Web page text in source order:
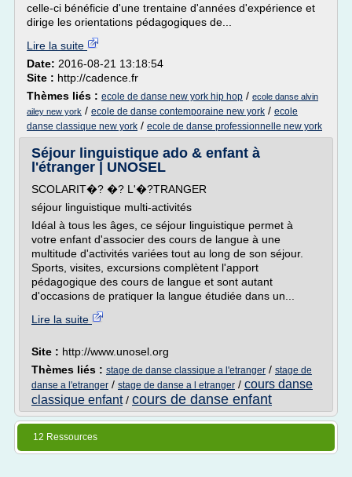
celle-ci bénéficie d'une trentaine d'années d'expérience et
dirige les orientations pédagogiques de...
Lire la suite
Date: 2016-08-21 13:18:54
Site : http://cadence.fr
Thèmes liés : ecole de danse new york hip hop / ecole danse alvin
ailey new york / ecole de danse contemporaine new york / ecole
danse classique new york / ecole de danse professionnelle new york
Séjour linguistique ado & enfant à
l'étranger | UNOSEL
SCOLARIT�? �? L'�?TRANGER
séjour linguistique multi-activités
Idéal à tous les âges, ce séjour linguistique permet à
votre enfant d'associer des cours de langue à une
multitude d'activités variées tout au long de son séjour.
Sports, visites, excursions complètent l'apport
pédagogique des cours de langue et sont autant
d'occasions de pratiquer la langue étudiée dans un...
Lire la suite
Site : http://www.unosel.org
Thèmes liés : stage de danse classique a l'etranger / stage de
danse a l'etranger / stage de danse a l etranger / cours danse
classique enfant/ cours de danse enfant
12 Ressources